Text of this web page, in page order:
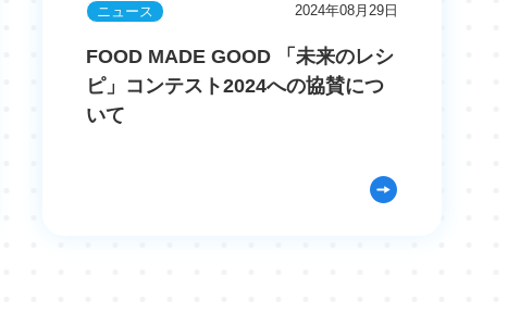
ニュース 2024年08月29日
FOOD MADE GOOD 「未来のレシ
ピ」コンテスト2024への協賛につ
いて